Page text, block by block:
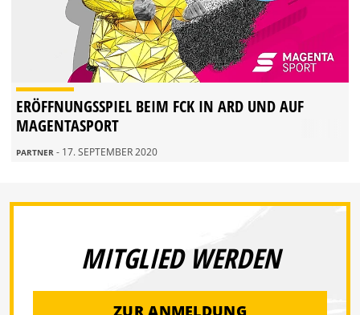
ERÖFFNUNGSSPIEL BEIM FCK IN ARD UND AUF
MAGENTASPORT
PARTNER - 17. SEPTEMBER 2020
MITGLIED WERDEN
ZUR ANMELDUNG